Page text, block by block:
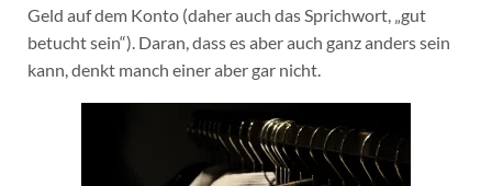
Geld auf dem Konto (daher auch das Sprichwort, „gut
betucht sein“). Daran, dass es aber auch ganz anders sein
kann, denkt manch einer aber gar nicht.